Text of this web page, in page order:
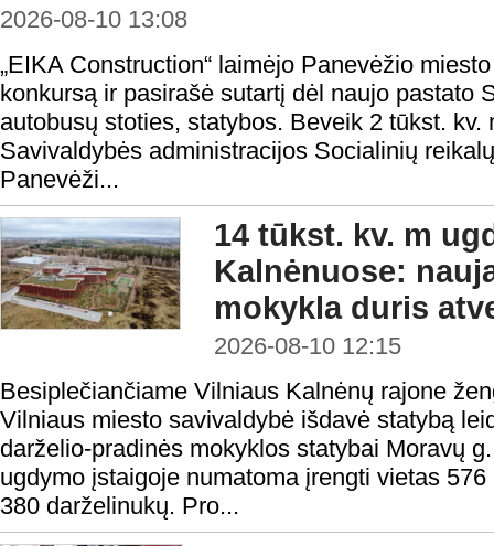
2026-08-10 13:08
„EIKA Construction“ laimėjo Panevėžio
konkursą ir pasirašė sutartį dėl naujo pastato
autobusų stoties, statybos. Beveik 2 tūkst. kv.
Savivaldybės administracijos Socialinių
Panevėži...
14 tūkst. kv. m
Kalnėnuose:
mokykla duris
2026-08-10 12:15
Besiplečiančiame Vilniaus Kalnėnų rajone
Vilniaus miesto savivaldybė išdavė statybą
darželio-pradinės mokyklos statybai Moravų
ugdymo įstaigoje numatoma įrengti vietas
380 darželinukų. Pro...